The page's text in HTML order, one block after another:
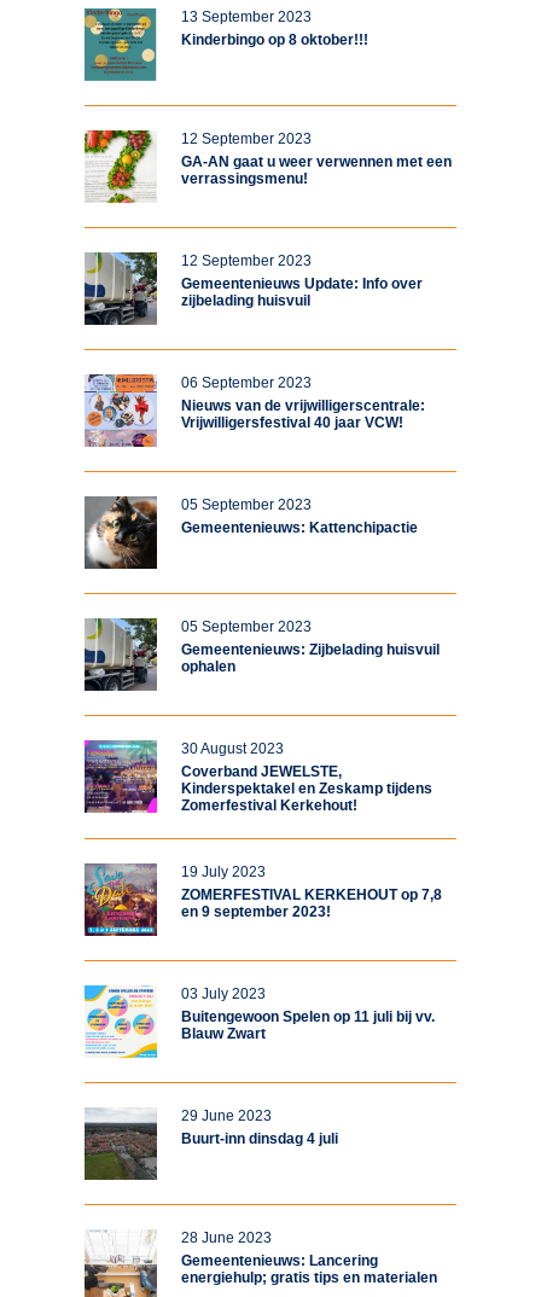
13 September 2023
Kinderbingo op 8 oktober!!!
12 September 2023
GA-AN gaat u weer verwennen met een
verrassingsmenu!
12 September 2023
Gemeentenieuws Update: Info over
zijbelading huisvuil
06 September 2023
Nieuws van de vrijwilligerscentrale:
Vrijwilligersfestival 40 jaar VCW!
05 September 2023
Gemeentenieuws: Kattenchipactie
05 September 2023
Gemeentenieuws: Zijbelading huisvuil
ophalen
30 August 2023
Coverband JEWELSTE,
Kinderspektakel en Zeskamp tijdens
Zomerfestival Kerkehout!
19 July 2023
ZOMERFESTIVAL KERKEHOUT op 7,8
en 9 september 2023!
03 July 2023
Buitengewoon Spelen op 11 juli bij vv.
Blauw Zwart
29 June 2023
Buurt-inn dinsdag 4 juli
28 June 2023
Gemeentenieuws: Lancering
energiehulp; gratis tips en materialen